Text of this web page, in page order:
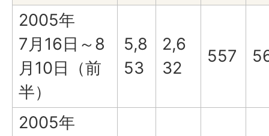
2005年
7月16日～8
月10日（前
半）
5,8
53
2,6
32
557
2005年